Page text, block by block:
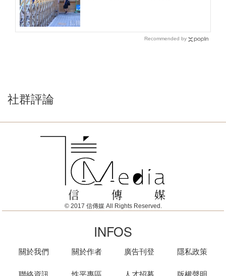
Recommended by
社群評論
© 2017 信傳媒 All Rights Reserved.
INFOS
關於我們
聯絡資訊
關於作者
性平專區
廣告刊登
人才招募
隱私政策
版權聲明